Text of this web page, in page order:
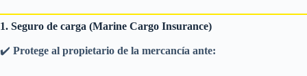
1. Seguro de carga (Marine Cargo Insurance)
✔️ Protege al propietario de la mercancía ante: